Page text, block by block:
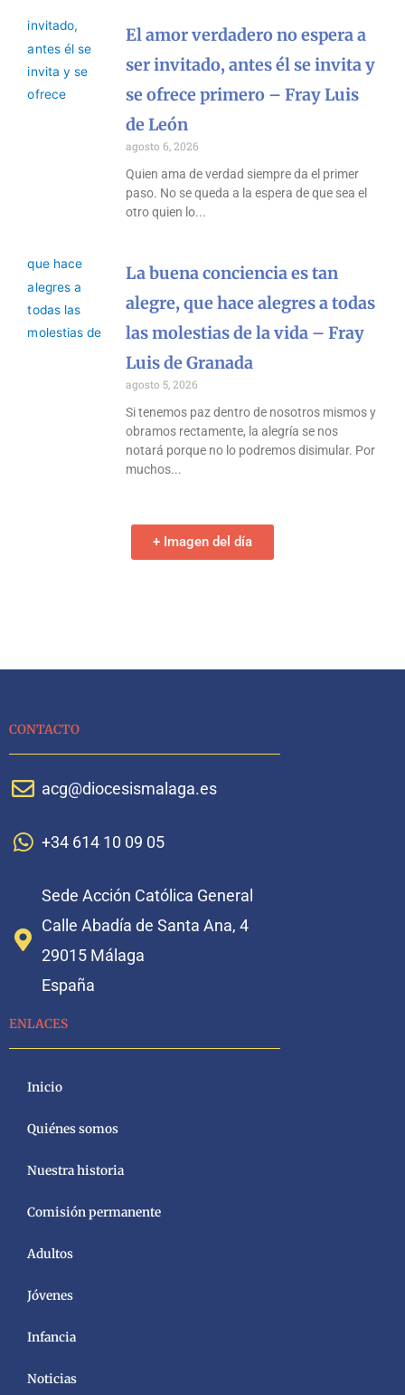
El amor verdadero no espera a
ser invitado, antes él se invita y
se ofrece primero – Fray Luis
de León
agosto 6, 2026
Quien ama de verdad siempre da el primer
paso. No se queda a la espera de que sea el
otro quien lo
La buena conciencia es tan
alegre, que hace alegres a todas
las molestias de la vida – Fray
Luis de Granada
agosto 5, 2026
Si tenemos paz dentro de nosotros mismos y
obramos rectamente, la alegría se nos
notará porque no lo podremos disimular. Por
muchos
+ Imagen del día
CONTACTO
acg@diocesismalaga.es
+34 614 10 09 05
Sede Acción Católica General
Calle Abadía de Santa Ana, 4
29015 Málaga
España
ENLACES
Inicio
Quiénes somos
Nuestra historia
Comisión permanente
Adultos
Jóvenes
Infancia
Noticias